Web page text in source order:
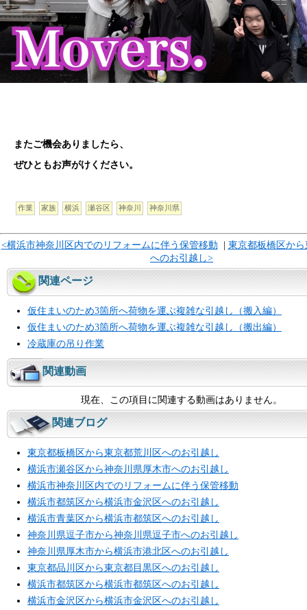
またご機会ありましたら、
ぜひともお声がけください。
作業 家族 横浜 瀬谷区 神奈川 神奈川県
<横浜市神奈川区内でのリフォームに伴う保管移動 | 東京都板橋区か
へのお引越し>
関連ページ
仮住まいのため3箇所へ荷物を運ぶ複雑な引越し（搬入編）
仮住まいのため3箇所へ荷物を運ぶ複雑な引越し（搬出編）
冷蔵庫の吊り作業
関連動画
現在、この項目に関連する動画はありません。
関連ブログ
東京都板橋区から東京都荒川区へのお引越し
横浜市瀬谷区から神奈川県厚木市へのお引越し
横浜市神奈川区内でのリフォームに伴う保管移動
横浜市都筑区から横浜市金沢区へのお引越し
横浜市青葉区から横浜市都筑区へのお引越し
神奈川県逗子市から神奈川県逗子市へのお引越し
神奈川県厚木市から横浜市港北区へのお引越し
東京都品川区から東京都目黒区へのお引越し
横浜市都筑区から横浜市都筑区へのお引越し
横浜市金沢区から横浜市金沢区へのお引越し